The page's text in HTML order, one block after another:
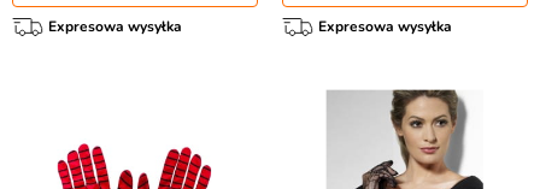
Expresowa wysyłka Expresowa wysyłka